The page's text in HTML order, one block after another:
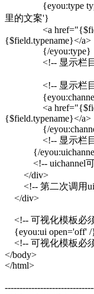
{eyou:type
里的文案'}
<a
{$field.typename}</a>
{/eyou:type}
<!-- 显示栏目
<!-- 显示栏目的
{eyou:channel
<a
{$field.typename}</a>
{/
<!-- 显示栏目的
{/
<!-- uichannel可
</div>
<!-- 第二次调用
</div>
<!-- 可视化模板必
{eyou:ui open='off'
<!-- 可视化模板必
</body>
</html>